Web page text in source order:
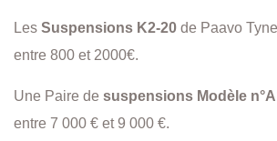
Les Suspensions K2-20 de Paavo
entre 800 et 2000€.
Une Paire de suspensions Modèle
entre 7 000 € et 9 000 €.